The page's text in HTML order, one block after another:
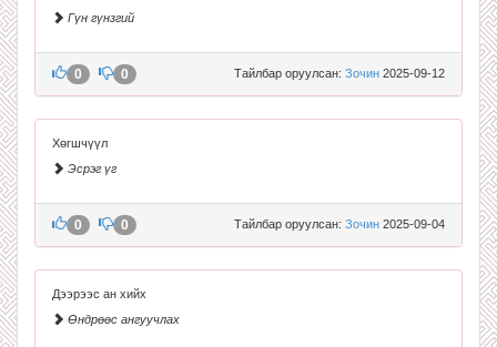
Гүн гүнзгий
Тайлбар оруулсан: Зочин 2025-09-12
0 0
Хөгшчүүл
Эсрэг үг
Тайлбар оруулсан: Зочин 2025-09-04
0 0
Дээрээс ан хийх
Өндрөөс ангуучлах